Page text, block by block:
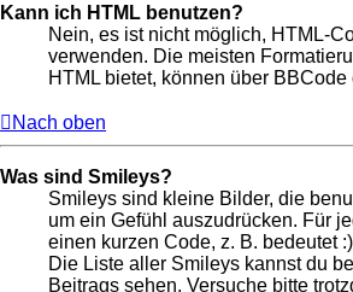
Kann ich HTML benutzen?
Nein, es ist nicht möglich, HTML-
verwenden. Die meisten
HTML bietet, können über BBCode
Nach oben
Was sind Smileys?
Smileys sind kleine Bilder, die
um ein Gefühl auszudrücken. Für
einen kurzen Code, z. B. bedeutet
Die Liste aller Smileys kannst du
Beitrags sehen. Versuche bitte